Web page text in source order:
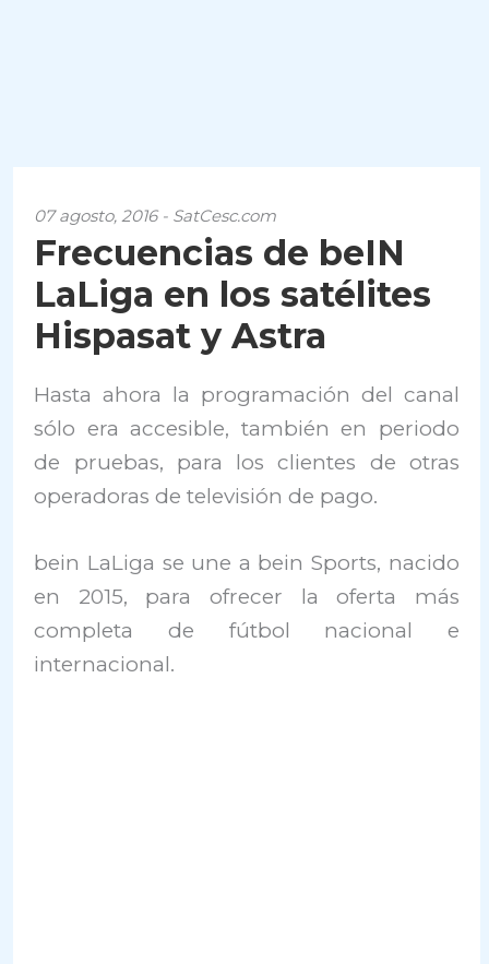
07 agosto, 2016 - SatCesc.com
Frecuencias de beIN
LaLiga en los satélites
Hispasat y Astra
Hasta ahora la programación del canal
sólo era accesible, también en periodo
de pruebas, para los clientes de otras
operadoras de televisión de pago.
bein LaLiga se une a bein Sports, nacido
en 2015, para ofrecer la oferta más
completa de fútbol nacional e
internacional.